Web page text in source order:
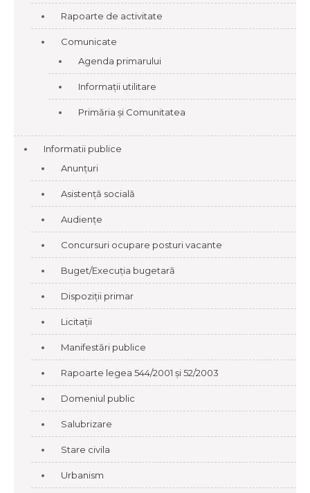
Rapoarte de activitate
Comunicate
Agenda primarului
Informații utilitare
Primăria și Comunitatea
Informatii publice
Anunțuri
Asistență socială
Audiențe
Concursuri ocupare posturi vacante
Buget/Execuția bugetară
Dispoziții primar
Licitații
Manifestări publice
Rapoarte legea 544/2001 și 52/2003
Domeniul public
Salubrizare
Stare civila
Urbanism